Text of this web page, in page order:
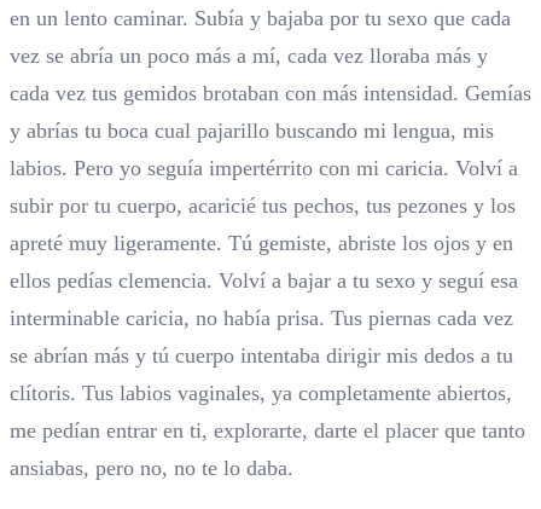
en un lento caminar. Subía y bajaba por tu sexo que cada
vez se abría un poco más a mí, cada vez lloraba más y
cada vez tus gemidos brotaban con más intensidad. Gemías
y abrías tu boca cual pajarillo buscando mi lengua, mis
labios. Pero yo seguía impertérrito con mi caricia. Volví a
subir por tu cuerpo, acaricié tus pechos, tus pezones y los
apreté muy ligeramente. Tú gemiste, abriste los ojos y en
ellos pedías clemencia. Volví a bajar a tu sexo y seguí esa
interminable caricia, no había prisa. Tus piernas cada vez
se abrían más y tú cuerpo intentaba dirigir mis dedos a tu
clítoris. Tus labios vaginales, ya completamente abiertos,
me pedían entrar en ti, explorarte, darte el placer que tanto
ansiabas, pero no, no te lo daba.